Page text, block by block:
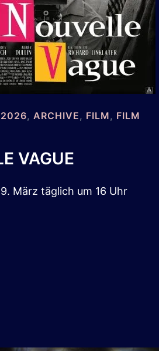
, ARCHIVE, FILM, FILM
VAGUE
März täglich um 16 Uhr